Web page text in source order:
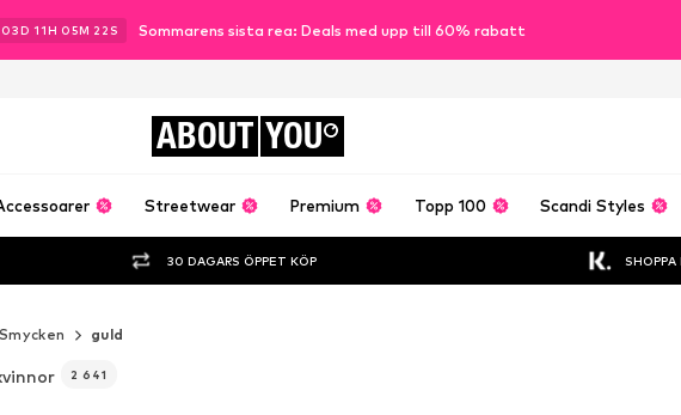
03D 11H 05M 21 S Sommarens sista rea: Deals med upp till 60% rabatt
ABOUT YOU
Streetwear Premium Topp 100 Scandi Styles
30 DAGARS ÖPPET KÖP
Smycken guld
2 641